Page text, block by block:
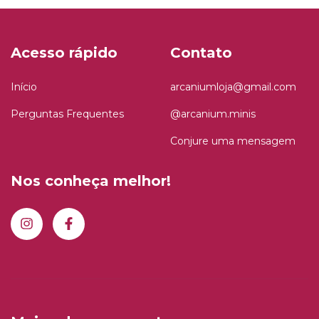
Acesso rápido
Início
Perguntas Frequentes
Contato
arcaniumloja@gmail.com
@arcanium.minis
Conjure uma mensagem
Nos conheça melhor!